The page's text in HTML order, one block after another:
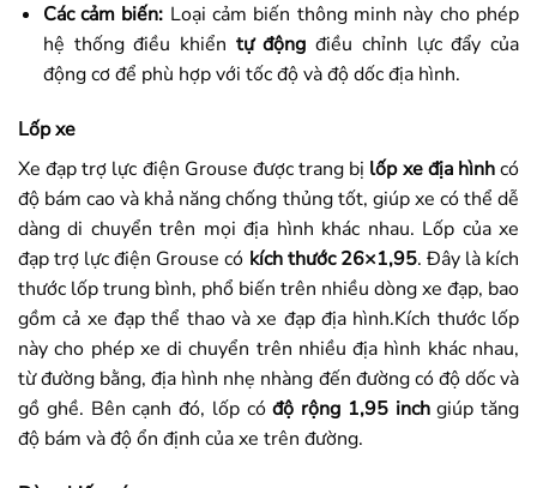
Các cảm biến: Loại cảm biến thông minh này cho phép
hệ thống điều khiển tự động điều chỉnh lực đẩy của
động cơ để phù hợp với tốc độ và độ dốc địa hình.
Lốp xe
Xe đạp trợ lực điện Grouse được trang bị lốp xe địa hìnhcó
độ bám cao và khả năng chống thủng tốt, giúp xe có thể dễ
dàng di chuyển trên mọi địa hình khác nhau. Lốp của xe
đạp trợ lực điện Grouse có kích thước 26×1,95. Đây là kích
thước lốp trung bình, phổ biến trên nhiều dòng xe đạp, bao
gồm cả xe đạp thể thao và xe đạp địa hình.Kích thước lốp
này cho phép xe di chuyển trên nhiều địa hình khác nhau,
từ đường bằng, địa hình nhẹ nhàng đến đường có độ dốc và
gồ ghề. Bên cạnh đó, lốp cóđộ rộng 1,95 inchgiúp tăng
độ bám và độ ổn định của xe trên đường.